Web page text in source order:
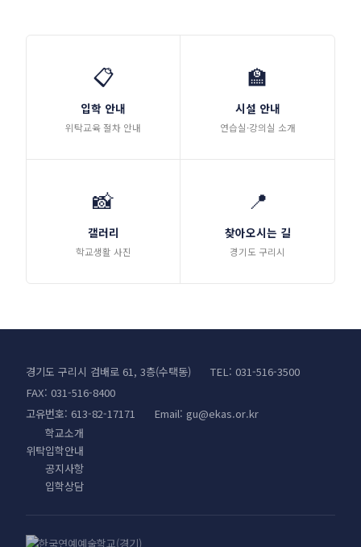
📋
입학 안내
위탁교육 절차 안내
🏫
시설 안내
연습실·강의실 소개
📸
갤러리
학교생활 사진
📍
찾아오시는 길
경기도 구리시
경기도 구리시 검배로 61, 3층(수택동)
TEL: 031-516-3500
FAX: 031-516-8400
고유번호: 613-82-17171
Email: gu@ekas.or.kr
학교소개
위탁입학안내
공지사항
입학상담